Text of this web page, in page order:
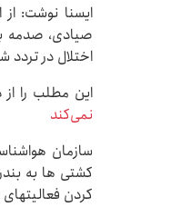
ایسنا نوشت:
صیادی، صدمه
اختلال در
این مطلب را
نمی‌کند
سازمان
کشتی ها به
کردن